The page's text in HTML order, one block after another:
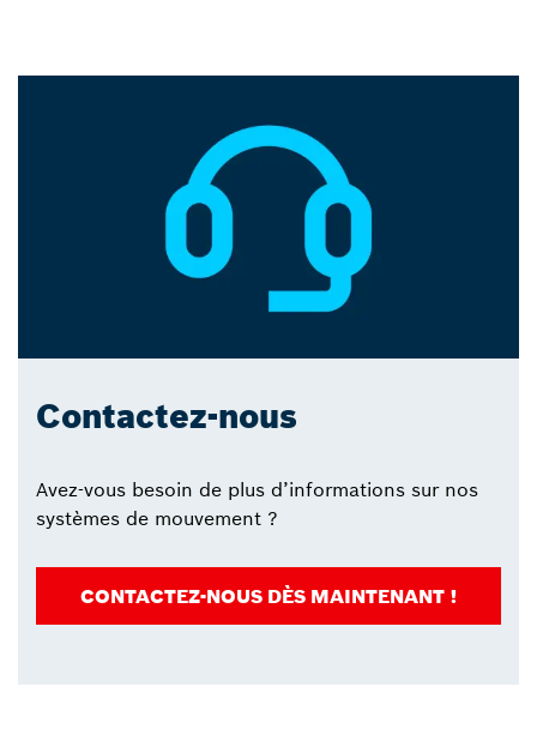
Contactez-nous
Avez-vous besoin de plus d’informations sur nos
systèmes de mouvement ?
CONTACTEZ-NOUS DÈS MAINTENANT !